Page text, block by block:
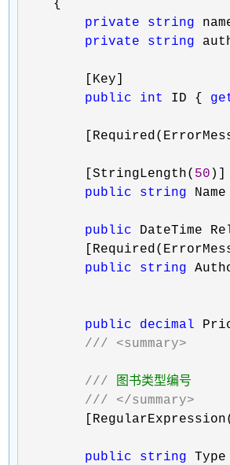
    {
private
string
private
string
        [Key]
public
int ID {
        [StringLength(
50 )]
public
string
public DateTime
public
string
public decimal
///
<summary>
///
图书类型编号
///
</summary>
public string